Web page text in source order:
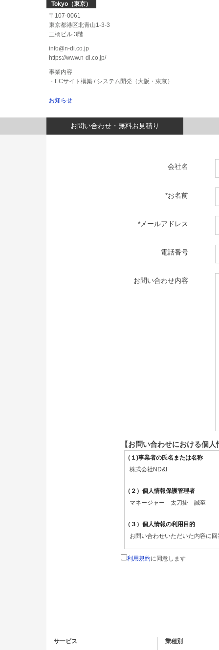
Tokyo（東京）
〒107-0061
東京都港区北青山1-3-3
三橋ビル 3階
info@n-di.co.jp
https://www.n-di.co.jp/
事業内容
・ECサイト構築 / システム開発（大阪・東京）
お知らせ
お問い合わせ・無料お見積り
会社名
*お名前
*メールアドレス
電話番号
お問い合わせ内容
【お問い合わせにおける個
（１)事業者の氏名または名称
株式会社ND&I
（２）個人情報保護管理者
マネージャー 太刀掛 誠至
（３）個人情報の利用目的
お問い合わせいただいた内容に
（４）個人情報の第三者提供につ
ご本人からの求めにより、当社
の停止・消去および第三者への
利用規約に同意します
サービス 業種別